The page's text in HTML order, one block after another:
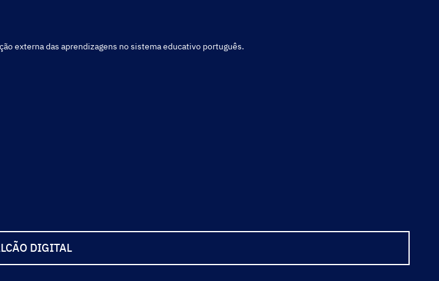
externa das aprendizagens no sistema educativo português.
DIGITAL